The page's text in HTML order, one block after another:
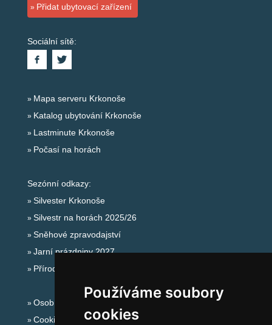
Používáme soubory
cookies
Přidat ubytovací zařízení
Sociální sítě:
Mapa serveru Krkonoše
Katalog ubytování Krkonoše
Lastminute Krkonoše
Počasí na horách
Sezónní odkazy:
Silvester Krkonoše
Silvestr na horách 2025/26
Sněhové zpravodajství
Jarní prázdniny 2027
Přírodní koupaliště
Osobní údaje
Cookies